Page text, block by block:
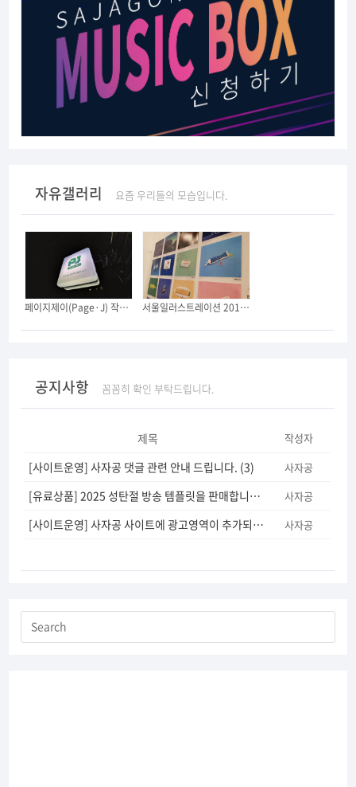
자유갤러리 요즘 우리들의 모습입니다.
페이지제이(Page·J) 작은 사무실을 오픈했습니다. (긴글 주의) 서울일러스트레이션 2019에 다녀왔어요.
공지사항 꼼꼼히 확인 부탁드립니다.
제목 작성자
[사이트운영] 사자공 댓글 관련 안내 드립니다. (3) 사자공
[유료상품] 2025 성탄절 방송 템플릿을 판매합니다. 사자공
[사이트운영] 사자공 사이트에 광고영역이 추가되었습니다. (12)
사자공